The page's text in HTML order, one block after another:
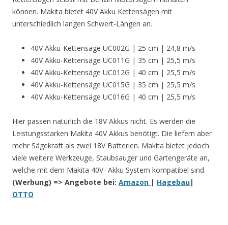
können. Makita bietet 40V Akku Kettensägen mit
unterschiedlich langen Schwert-Längen an.
40V Akku-Kettensäge UC002G | 25 cm | 24,8 m/s
40V Akku-Kettensäge UC011G | 35 cm | 25,5 m/s
40V Akku-Kettensäge UC012G | 40 cm | 25,5 m/s
40V Akku-Kettensäge UC015G | 35 cm | 25,5 m/s
40V Akku-Kettensäge UC016G | 40 cm | 25,5 m/s
Hier passen natürlich die 18V Akkus nicht. Es werden die
Leistungsstarken Makita 40V Akkus benötigt. Die liefern aber
mehr Sägekraft als zwei 18V Batterien. Makita bietet jedoch
viele weitere Werkzeuge, Staubsauger und Gartengeräte an,
welche mit dem Makita 40V- Akku System kompatibel sind.
(Werbung) => Angebote bei: Amazon | Hagebau|
OTTO